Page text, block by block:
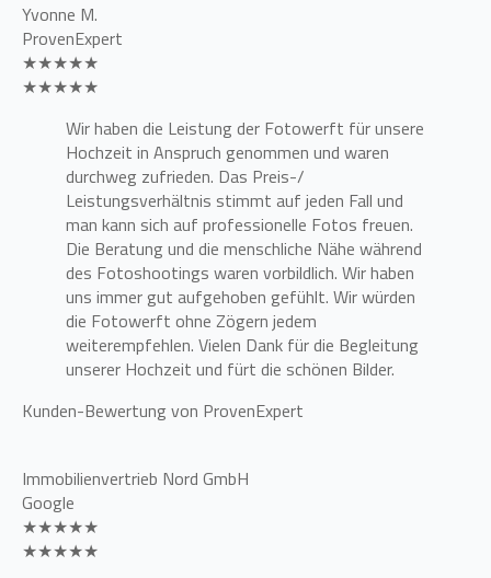
Yvonne M.
ProvenExpert
★★★★★
★★★★★
Wir haben die Leistung der Fotowerft für unsere
Hochzeit in Anspruch genommen und waren
durchweg zufrieden. Das Preis-/
Leistungsverhältnis stimmt auf jeden Fall und
man kann sich auf professionelle Fotos freuen.
Die Beratung und die menschliche Nähe während
des Fotoshootings waren vorbildlich. Wir haben
uns immer gut aufgehoben gefühlt. Wir würden
die Fotowerft ohne Zögern jedem
weiterempfehlen. Vielen Dank für die Begleitung
unserer Hochzeit und fürt die schönen Bilder.
Kunden-Bewertung von ProvenExpert
Immobilienvertrieb Nord GmbH
Google
★★★★★
★★★★★